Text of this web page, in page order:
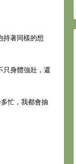
持著同樣的想
只身體強壯，還
忙，我都會抽